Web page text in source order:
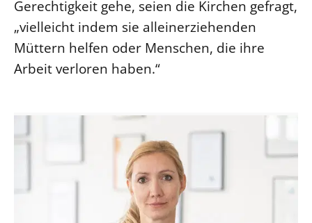
Gerechtigkeit gehe, seien die Kirchen gefragt,
„vielleicht indem sie alleinerziehenden
Müttern helfen oder Menschen, die ihre
Arbeit verloren haben.“
Projektmanagement
Recht
Terminstundenplaner